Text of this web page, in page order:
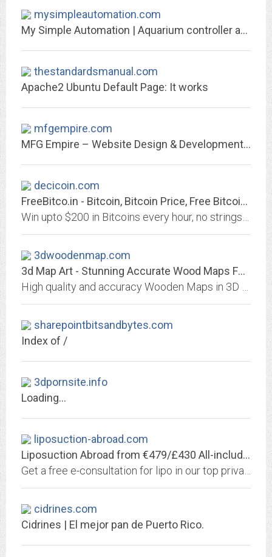
mysimpleautomation.com
My Simple Automation | Aquarium controller and monitor. Other things related...
thestandardsmanual.com
Apache2 Ubuntu Default Page: It works
mfgempire.com
MFG Empire – Website Design & Development Services
decicoin.com
FreeBitco.in - Bitcoin, Bitcoin Price, Free Bitcoin Wallet, Faucet, Lottery...
3dwoodenmap.com
3d Map Art - Stunning Accurate Wood Maps For Interior –...
sharepointbitsandbytes.com
Index of /
3dpornsite.info
Loading...
liposuction-abroad.com
Liposuction Abroad from €479/£430 All-included | Chat Live - Get Quote
cidrines.com
Cidrines | El mejor pan de Puerto Rico.